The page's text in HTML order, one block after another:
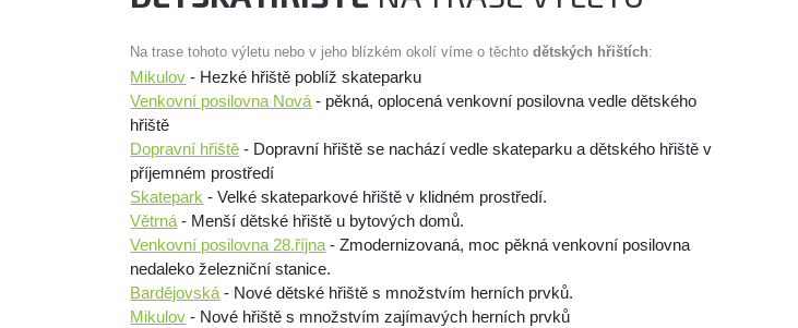
Na trase tohoto výletu nebo v jeho blízkém okolí víme o těchtodětských hřištích:
Mikulov - Hezké hřiště poblíž skateparku
Venkovní posilovna Nová - pěkná, oplocená venkovní posilovna vedle dětského
hřiště
Dopravní hřiště - Dopravní hřiště se nachází vedle skateparku a dětského hřiště v
příjemném prostředí
Skatepark - Velké skateparkové hřiště v klidném prostředí.
Větrná - Menší dětské hřiště u bytových domů.
Venkovní posilovna 28.října - Zmodernizovaná, moc pěkná venkovní posilovna
nedaleko železniční stanice.
Bardějovská - Nové dětské hřiště s množstvím herních prvků.
Mikulov - Nové hřiště s množstvím zajímavých herních prvků